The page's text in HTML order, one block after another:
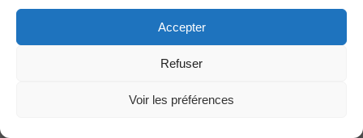
Accepter
Refuser
Voir les préférences
ce que disent nos clients